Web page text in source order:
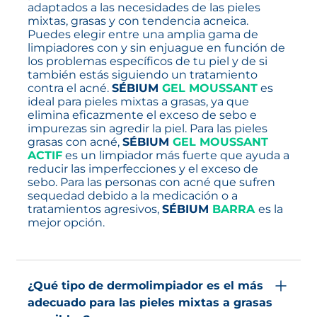
adaptados a las necesidades de las pieles
mixtas, grasas y con tendencia acneica.
Puedes elegir entre una amplia gama de
limpiadores con y sin enjuague en función de
los problemas específicos de tu piel y de si
también estás siguiendo un tratamiento
contra el acné. SÉBIUM GEL MOUSSANT es
ideal para pieles mixtas a grasas, ya que
elimina eficazmente el exceso de sebo e
impurezas sin agredir la piel. Para las pieles
grasas con acné, SÉBIUM GEL MOUSSANT
ACTIF es un limpiador más fuerte que ayuda a
reducir las imperfecciones y el exceso de
sebo. Para las personas con acné que sufren
sequedad debido a la medicación o a
tratamientos agresivos, SÉBIUM BARRA es la
mejor opción.
¿Qué tipo de dermolimpiador es el más
adecuado para las pieles mixtas a grasas